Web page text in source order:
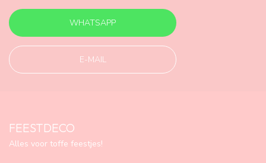
WHATSAPP
E-MAIL
FEESTDECO
Alles voor toffe feestjes!